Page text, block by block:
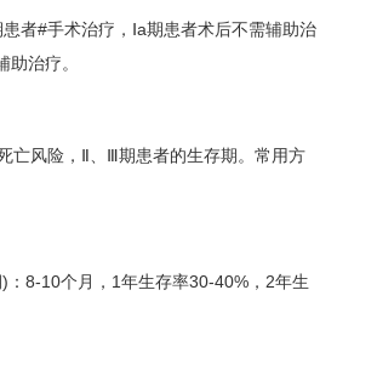
者#手术治疗，Ⅰa期患者术后不需辅助治
治疗。
风险，Ⅱ、Ⅲ期患者的生存期。常用方
8-10个月，1年生存率30-40%，2年生